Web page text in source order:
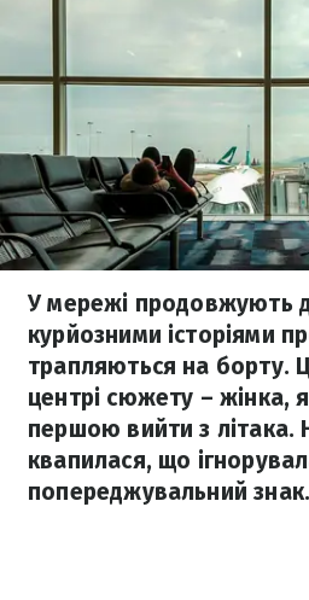
У мережі продовжують
курйозними історіями
трапляються на борту.
центрі сюжету – жінка,
першою вийти з літака.
квапилася, що
попереджувальний знак.